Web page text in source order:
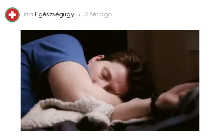
írta Egészségügy 3 hét ago